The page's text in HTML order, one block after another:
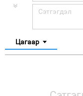
Цагаар